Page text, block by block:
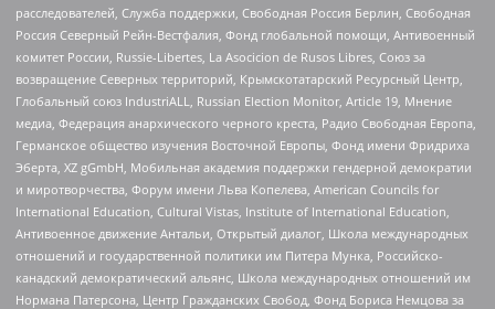
расследователей, Служба поддержки, Свободная Россия Берлин, Свободная
Россия Северный Рейн-Вестфалия, Фонд глобальной помощи, Антивоенный
комитет России, Russie-Libertes, La Asocicion de Rusos Libres, Союз за
возвращение Северных территорий, Крымскотатарский Ресурсный Центр,
Глобальный союз IndustriALL, Russian Election Monitor, Article 19, Мнение
медиа, Федерация анархического черного креста, Радио Свободная Европа,
Германское общество изучения Восточной Европы, Фонд имени Фридриха
Эберта, XZ gGmbH, Мобильная академия поддержки гендерной демократии
и миротворчества, Форум имени Льва Копелева, American Councils for
International Education, Cultural Vistas, Institute of International Education,
Антивоенное движение Антальи, Открытый диалог, Школа международных
отношений и государственной политики им Питера Мунка, Российско-
канадский демократический альянс, Школа международных отношений им
Нормана Патерсона, Центр Гражданских Свобод, Фонд Бориса Немцова за